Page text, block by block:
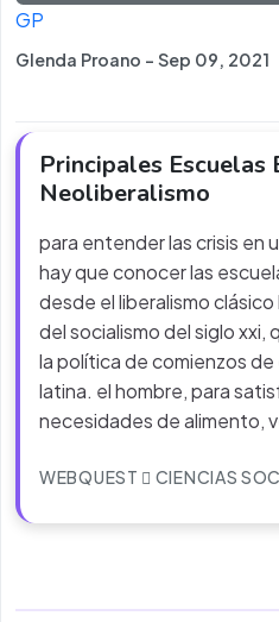
GP
Glenda Proano - Sep 09, 2021
Principales Escuelas
Neoliberalismo
para entender las crisis en
hay que conocer las
desde el liberalismo
del socialismo del siglo xxi,
la política de comienzos de
latina. el hombre, para
necesidades de alimento,
WEBQUEST CIENCIAS